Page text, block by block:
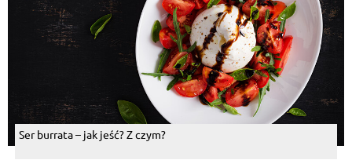
Ser burrata – jak jeść? Z czym?